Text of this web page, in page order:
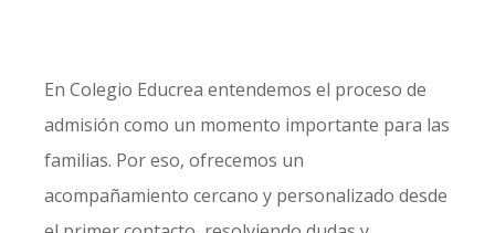
En Colegio Educrea entendemos el proceso de
admisión como un momento importante para las
familias. Por eso, ofrecemos un
acompañamiento cercano y personalizado desde